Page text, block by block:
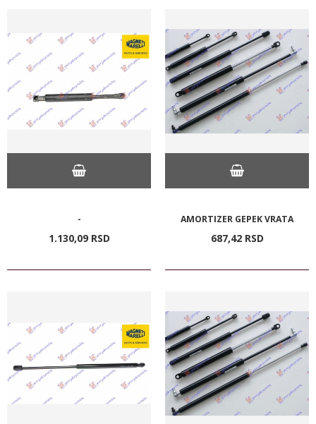
-
1.130,09 RSD
AMORTIZER GEPEK VRATA
687,42 RSD